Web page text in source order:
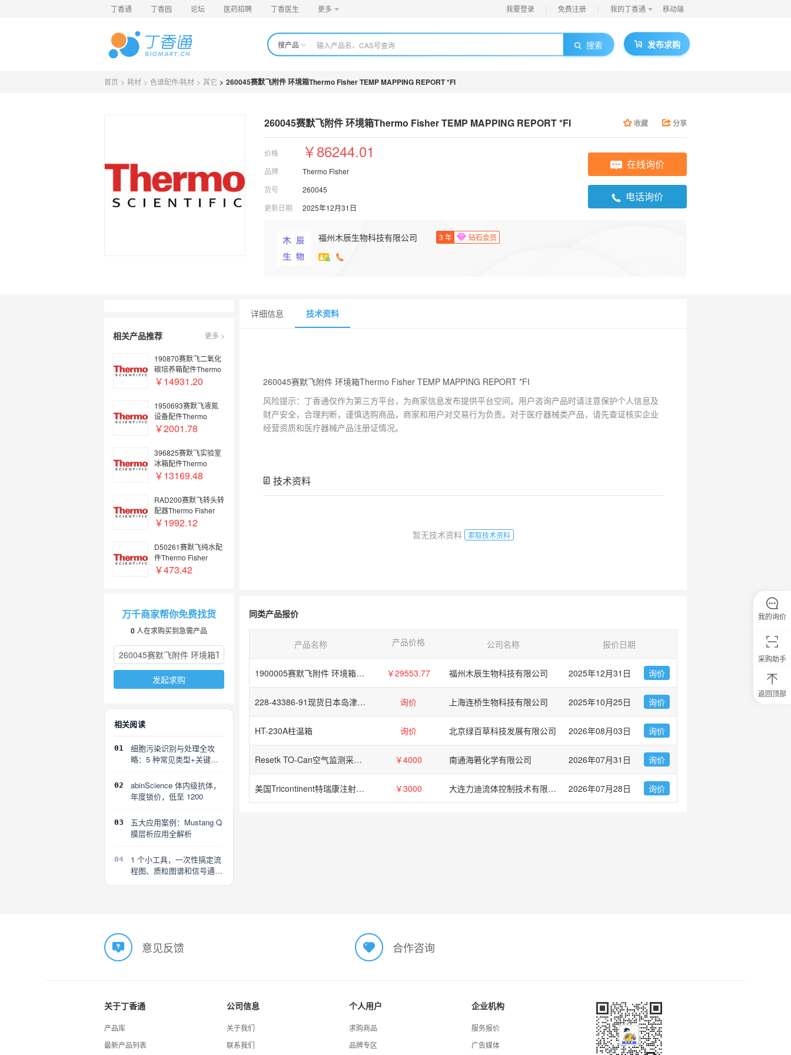
丁香通 丁香园 论坛 医药招聘 丁香医生 更多 我要登录 免费注册 我的丁香通 移动端
搜产品 搜索 发布求购
首页 > 耗材 > 色谱配件/耗材 > 其它 > 260045赛默飞附件 环境箱Thermo Fisher TEMP MAPPING REPORT *FI
260045赛默飞附件 环境箱Thermo Fisher T EMP MAPPING REPORT *FI 收藏 分享
价格 ￥86244.01
品牌
Thermo Fisher
货号
260045
更新日期
2025年12月31日
在线询价
电话询价
福州木辰生物科技有限公司 3 年 钻石会员
相关产品推荐 更多 >
190870赛默飞二氧化
碳培养箱配件Thermo
Fisher 310 COPPER
￥14931.20
1950693赛默飞液氮
设备配件Thermo
Fisher C-EXT FRAME
￥2001.78
396825赛默飞实验室
冰箱配件Thermo
Fisher S/S INTERIOR
￥13169.48
RAD200赛默飞转头转
配器Thermo Fisher
ROTOR ADAPTER
￥1992.12
D50261赛默飞纯水配
件Thermo Fisher
EASY COOL 11
￥473.42
万千商家帮你免费找货
0 人在求购买到急需产品
发起求购
相关阅读
01
细胞污染识别与处理全攻
略：5 种常见类型+关键误
02
abinScience 体内级抗体，
年度锁价，低至 1200
03
五大应用案例：Mustang Q
膜层析应用全解析
04
1 个小工具，一次性搞定流
程图、质粒图谱和信号通路
详细信息 技术资料
260045赛默飞附件 环境箱Thermo Fisher TEMP MAPPING REPORT *FI
风险提示：丁香通仅作为第三方平台，为商家信息发布提供平台空间。用户咨询产品时请注意保护个人信息及
财产安全，合理判断，谨慎选购商品，商家和用户对交易行为负责。对于医疗器械类产品，请先查证核实企业
经营资质和医疗器械产品注册证情况。
技术资料
暂无技术资料 索取技术资料
同类产品报价
产品名称 产品价格 公司名称 报价日期
1900005赛默飞附件 环境箱Thermo Fisher SHAKER SUPPORT SYSTEM *FI ￥29553.77 福州木辰生物科技有限公司 2025年12月31日 询价
228-43386-91现货日本岛津总代理 询价 上海连桥生物科技有限公司 2025年10月25日 询价
HT-230A柱温箱 询价 北京绿百草科技发展有限公司 2026年08月03日 询价
Resetk TO-Can空气监测采样罐 ￥4000 南通海箬化学有限公司 2026年07月31日 询价
美国Tricontinent特瑞康注射泵C3000 ￥3000 大连力迪流体控制技术有限公司 2026年07月28日 询价
采购助手
返回顶部
我的询价
意见反馈 合作咨询
关于丁香通
产品库
最新产品列表
公司信息
关于我们
联系我们
个人用户
求购商品
品牌专区
企业机构
服务报价
广告媒体